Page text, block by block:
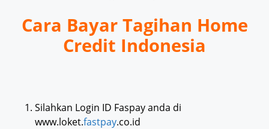
Cara Bayar Tagihan Home
Credit Indonesia
Silahkan Login ID Faspay anda di
www.loket.fastpay.co.id